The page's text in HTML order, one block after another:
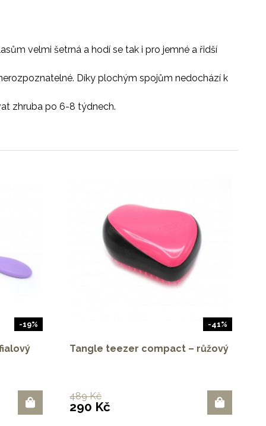
velmi šetrná a hodí se tak i pro jemné a řidší
Díky plochým spojům nedochází k
zhruba po 6-8 týdnech.
-19% -41%
Tangle teezer compact – růžový
489 Kč
290 Kč